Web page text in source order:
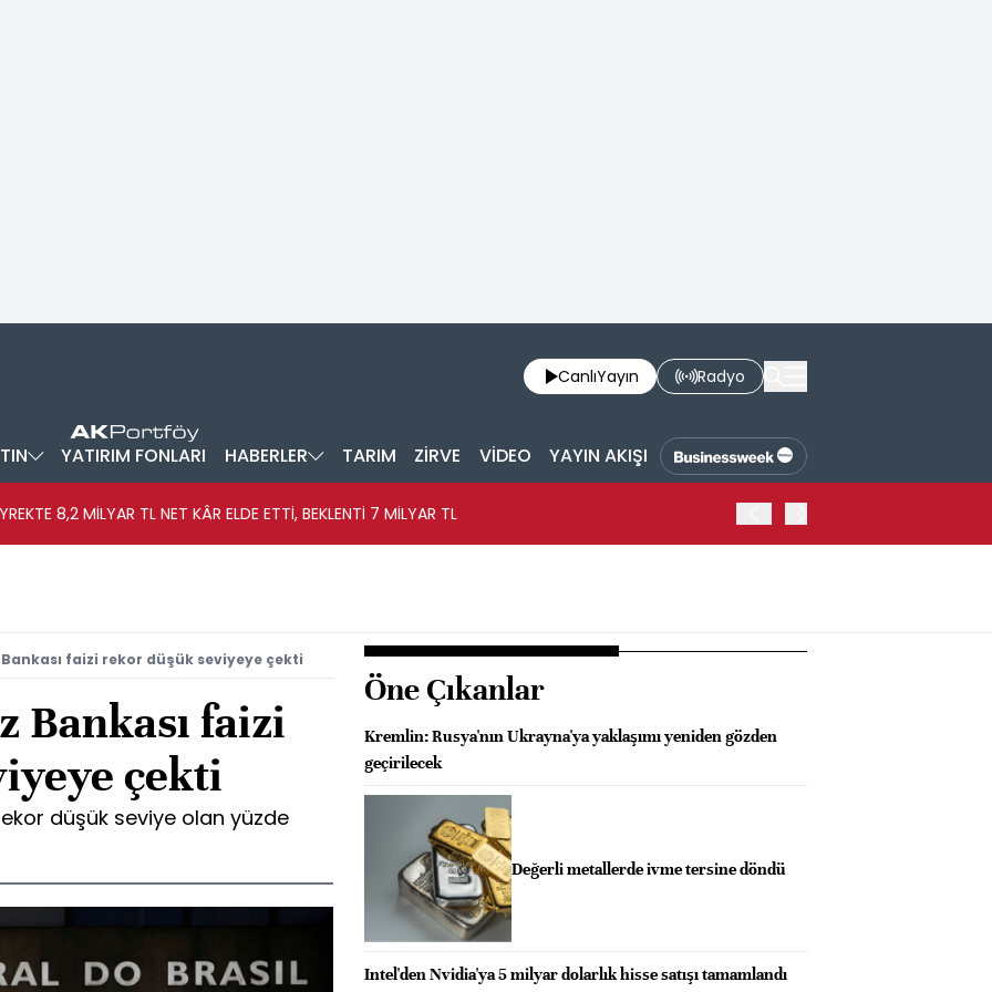
CanlıYayın Radyo
YATIRIM FONLARI HABERLER TARIM ZİRVE VİDEO YAYIN AKIŞI
8,2 MİLYAR TL NET KÂR ELDE ETTİ, BEKLENTİ 7 MİLYAR TL
faizi rekor düşük seviyeye çekti
Bankası faizi
çekti
düşük seviye olan yüzde
Öne Çıkanlar
Kremlin: Rusya'nın Ukrayna'ya yaklaşımı yeniden gözden
geçirilecek
Değerli metallerde ivme tersine döndü
Intel'den Nvidia'ya 5 milyar dolarlık hisse satışı tamamlandı